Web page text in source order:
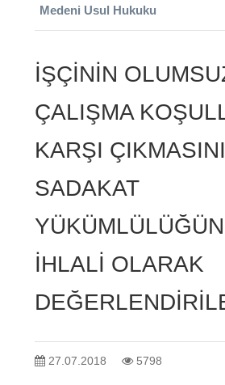
Medeni Usul Hukuku
İŞÇİNİN
ÇALIŞMA
KARŞI
SADAKAT
İHLALİ OLARAK
27.07.2018 5798